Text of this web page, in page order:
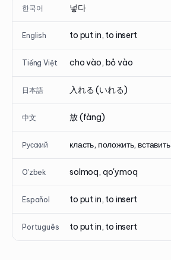
한국어 넣다
English to put in, to insert
Tiếng Việt cho vào, bỏ vào
日本語 入れる (いれる)
中文 放 (fàng)
Русский класть, положить, вставить
O'zbek solmoq, qo'ymoq
Español to put in, to insert
Português to put in, to insert